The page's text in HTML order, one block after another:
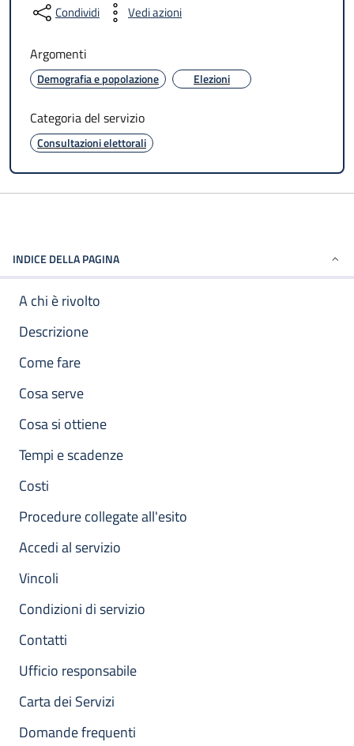
Condividi Vedi azioni
Argomenti
Demografia e popolazione Elezioni
Categoria del servizio
Consultazioni elettorali
INDICE DELLA PAGINA
A chi è rivolto
Descrizione
Come fare
Cosa serve
Cosa si ottiene
Tempi e scadenze
Costi
Procedure collegate all'esito
Accedi al servizio
Vincoli
Condizioni di servizio
Contatti
Ufficio responsabile
Carta dei Servizi
Domande frequenti